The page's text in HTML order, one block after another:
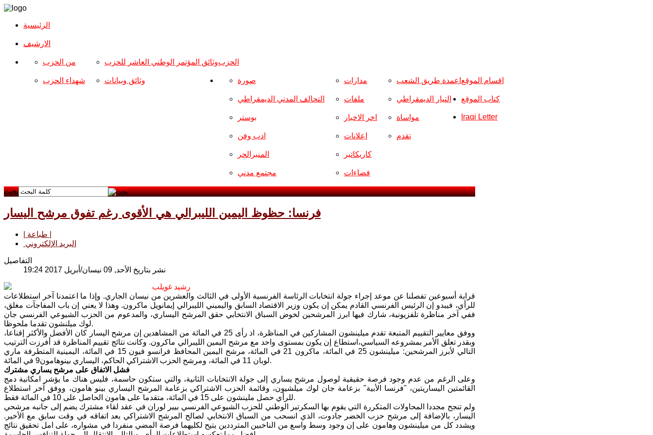
الرئيسية
الارشیف
الحزب من الحزب
شهداء الحزب
وثائق المؤتمر الوطني العاشر للحزب
وثائق وبيانات اقسام الموقع صورة
التحالف المدني الديمقراطي
بوستر
ادب وفن
المنبرالحر
مجتمع مدني
مدارات
ملفات
اخر الاخبار
اعلانات
كاريكاتير
فضاءات
اعمدة طريق الشعب
التيار الديمقراطي
مواساة
تقدم
كتاب الموقع
Iraqi Letter
بحث
فرنسا: حظوظ اليمين الليبرالي هي الأقوى رغم تفوق مرشح اليسار
البريد الإلكتروني
التفاصيل
نشر بتاريخ الأحد, 09 نيسان/أبريل 2017 19:24
رشيد غويلب
قرابة أسبوعين تفصلنا عن موعد إجراء جولة انتخابات الرئاسة الفرنسية الأولى في الثالث والعشرين من نيسان الجاري. وإذا ما اعتمدنا آخر استطلاعات
للرأي، فيبدو إن الرئيس الفرنسي القادم يمكن إن يكون وزير الاقتصاد السابق واليميني الليبرالي إيمانويل ماكرون. وهذا لا يعني إن باب المفاجآت مغلق،
ففي آخر مناظرة تلفزيونية، شارك فيها ابرز المرشحين لخوض السباق الانتخابي حقق المرشح اليساري، والمدعوم من الحزب الشيوعي الفرنسي جان
لوك ميلنشون تقدما ملحوظا.
ووفق معايير التقييم المتبعة تقدم ميلينشون المشاركين في المناظرة، اذ رأى 25 في المائة من المشاهدين إن مرشح اليسار كان الأفضل والأكثر إقناعا،
وبقدر تعلق الأمر بمشروعه السياسي،استطاع إن يكون بمستوى واحد مع مرشح اليمين الليبرالي ماكرون. وكانت نتائج تقييم المناظرة قد أفرزت الترتيب
التالي لأبرز المرشحين: ميلينشون 25 في المائة، ماكرون 21 في المائة، مرشح اليمين المحافظ فرانسو فيون 15 في المائة، اليمينية المتطرفة ماري
لوبان 11 في المائة، ومرشح الحزب الاشتراكي الحاكم، اليساري بينوهامون9 في المائة.
فشل الاتفاق على مرشح يساري مشترك
وعلى الرغم من عدم وجود فرصة حقيقية لوصول مرشح يساري إلى جولة الانتخابات الثانية، والتي ستكون حاسمة، فليس هناك ما يؤشر امكانية دمج
القائمتين اليساريتين، "فرنسا الأبية" بزعامة جان لوك ميلشيون، وقائمة الحزب الاشتراكي بزعامة المرشح اليساري بينو هامون، ووفق آخر استطلاع
للرأي حصل ملينشون على 15 في المائة، متقدما على هامون الحاصل على 10 في المائة فقط.
ولم تنجح مجددا المحاولات المتكررة التي يقوم بها السكرتير الوطني للحزب الشيوعي الفرنسي بيير لوران في عقد لقاء مشترك يضم إلى جانبه مرشحي
اليسار، بالإضافة إلى مرشح حزب الخضر جادوت، الذي انسحب من السباق الانتخابي لصالح المرشح الاشتراكي بعد اتفاقه في وقت سابق مع الأخير.
ويشدد كل من ميلينشون وهامون على إن وجود وسط واسع من الناخبين المترددين يتيح لكليهما فرصة المضي منفردا في مشواره، على امل تحقيق نتائج